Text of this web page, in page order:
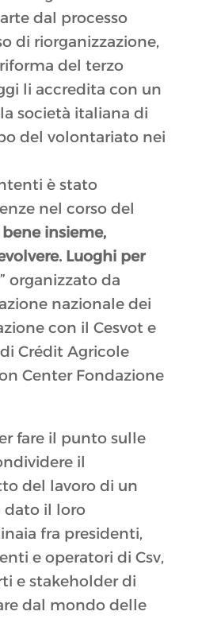
dal processo
di riorganizzazione,
del terzo
li accredita con un
società italiana di
del volontariato nei
è stato
nel corso del
bene insieme,
Luoghi per
” organizzato da
nazionale dei
con il Cesvot e
Crédit Agricole
Center Fondazione
fare il punto sulle
il
del lavoro di un
dato il loro
fra presidenti,
e operatori di Csv,
e stakeholder di
dal mondo delle